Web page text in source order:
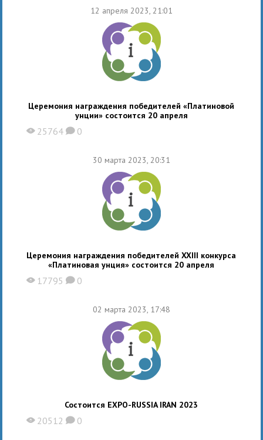
12 апреля 2023, 21:01
Церемония награждения победителей «Платиновой
унции» состоится 20 апреля
X 25764 K 0
30 марта 2023, 20:31
Церемония награждения победителей XXIII конкурса
«Платиновая унция» состоится 20 апреля
X 17795 K 0
02 марта 2023, 17:48
Состоится EXPO-RUSSIA IRAN 2023
X 20512 K 0